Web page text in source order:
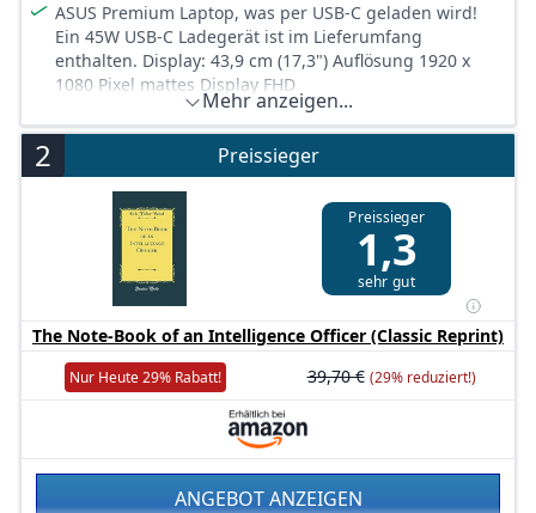
ASUS Premium Laptop, was per USB-C geladen wird!
Ein 45W USB-C Ladegerät ist im Lieferumfang
enthalten. Display: 43,9 cm (17,3") Auflösung 1920 x
1080 Pixel mattes Display FHD
Intel Core i7 1355U der 13. Generation (10-Kerne) 5.00
GHz / 24 GB DDR4 RAM / 1000 GB SSD (superschnelle
NVME SSD, über 2000 MB/s)
Software: Windows 11 Pro (Vollversion) + MS Office 2024
Professional Plus Vollversion (kein Abo nötig!
unbegrenzte Laufzeit)
Anschlüsse: 1x HDMI 1.4b, 2x USB-C (über einen davon
wird das Laptop geladen), 3x USB-A 3.0 (5Gb/​s), 1x
Klinke (Audio)
Tastaturbeleuchtung, superleichte 2kg, FullHD Display,
Wi-Fi 6 (WLAN 802.11a/​b/​g/​n/​ac/​ax, 2x2), Bluetooth 5.2,
Intel UHD Graphics, deutschsprachige Tastatur,
Mehr anzeigen...
2 Preissieger
Preissieger
1,3
sehr gut
The Note-Book of an Intelligence Officer (Classic Reprint)
Nur Heute 29% Rabatt! 39,70 € (29% reduziert!)
ANGEBOT ANZEIGEN